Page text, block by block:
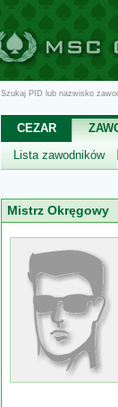
Szukaj PID lub nazwisko
CEZAR
Lista zawodników
Mistrz Okręgowy